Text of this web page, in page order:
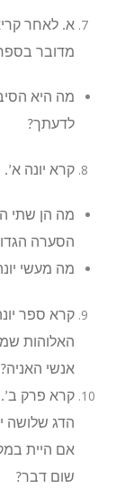
א. לאחר
מדובר בספר
מה היא
לדעתך?
קרא יונה א’.
מה הן שתי
הסערה
מה מעשי
קרא ספר
האלוהות
אנשי
קרא פרק
הדג שלושה
אם היית
שום דבר?